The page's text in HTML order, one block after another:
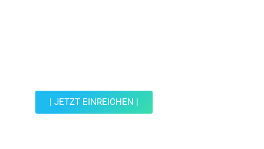
| JETZT EINREICHEN |